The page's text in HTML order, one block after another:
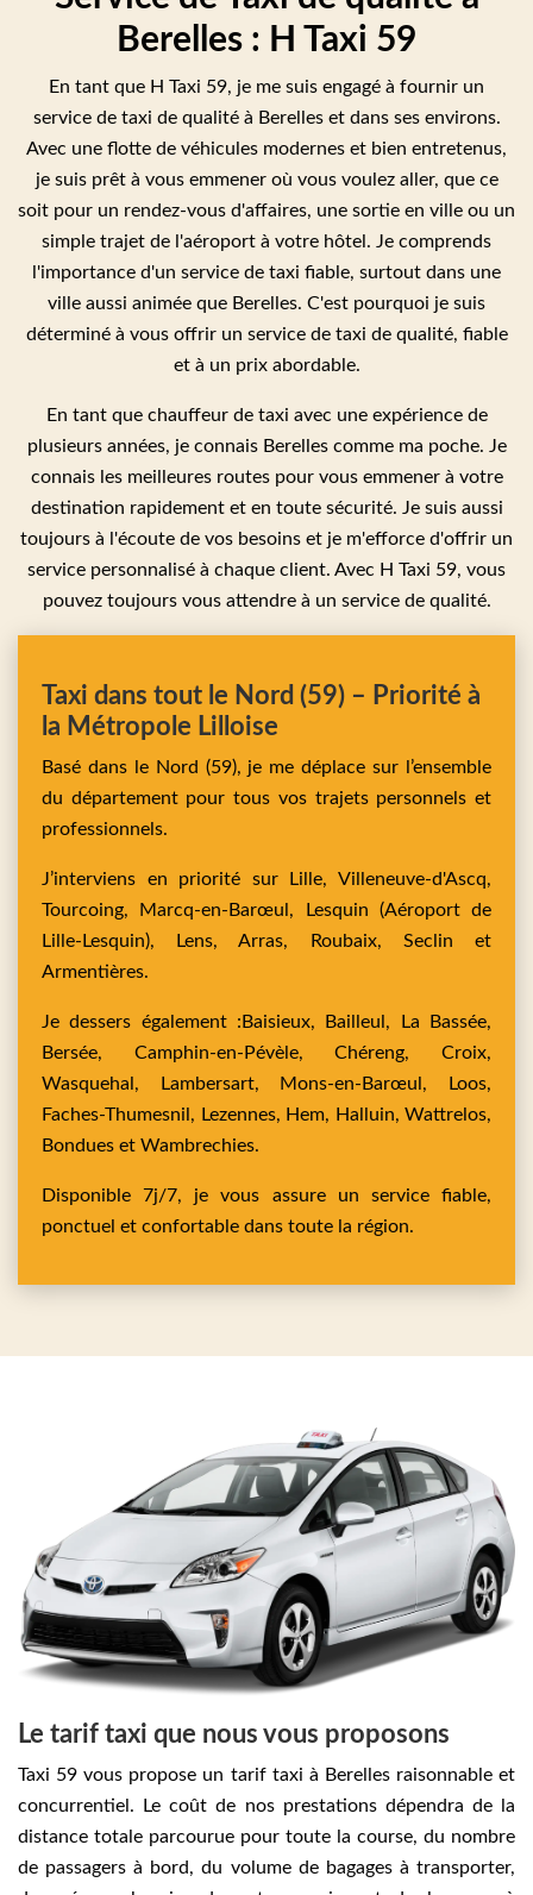
Berelles : H Taxi 59
En tant que H Taxi 59, je me suis engagé à fournir un
service de taxi de qualité à Berelles et dans ses environs.
Avec une flotte de véhicules modernes et bien entretenus,
je suis prêt à vous emmener où vous voulez aller, que ce
soit pour un rendez-vous d'affaires, une sortie en ville ou un
simple trajet de l'aéroport à votre hôtel. Je comprends
l'importance d'un service de taxi fiable, surtout dans une
ville aussi animée que Berelles. C'est pourquoi je suis
déterminé à vous offrir un service de taxi de qualité, fiable
et à un prix abordable.
En tant que chauffeur de taxi avec une expérience de
plusieurs années, je connais Berelles comme ma poche. Je
connais les meilleures routes pour vous emmener à votre
destination rapidement et en toute sécurité. Je suis aussi
toujours à l'écoute de vos besoins et je m'efforce d'offrir un
service personnalisé à chaque client. Avec H Taxi 59, vous
pouvez toujours vous attendre à un service de qualité.
Taxi dans tout le Nord (59) – Priorité à
la Métropole Lilloise
Basé dans le Nord (59), je me déplace sur l’ensemble
du département pour tous vos trajets personnels et
professionnels.
J’interviens en priorité surLille,Villeneuve-d'Ascq,
Tourcoing,
Marcq-en-Barœul, Lesquin (Aéroport de
Lille-Lesquin), Lens,Arras, Roubaix, Seclin et
Armentières.
Je dessers également : Baisieux, Bailleul,
La Bassée,
Bersée, Camphin-en-Pévèle,Chéreng,Croix,
Wasquehal,
Lambersart, Mons-en-Barœul,
Loos,
Faches-Thumesnil, Lezennes, Hem, Halluin, Wattrelos,
Bondues et Wambrechies.
Disponible 7j/7, je vous assure un service fiable,
ponctuel et confortable dans toute la région.
Le tarif taxi que nous vous proposons
Taxi 59 vous propose un tarif taxi à Berelles raisonnable et
concurrentiel. Le coût de nos prestations dépendra de la
distance totale parcourue pour toute la course, du nombre
de passagers à bord, du volume de bagages à transporter,